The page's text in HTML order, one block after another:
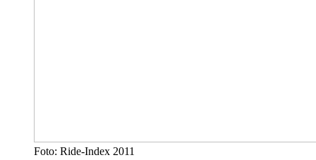
Foto: Ride-Index 2011